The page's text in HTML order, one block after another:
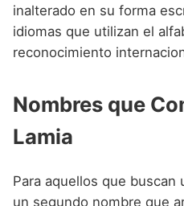
inalterado en su forma
idiomas que utilizan el
reconocimiento
Nombres que
Lamia
Para aquellos que
un segundo nombre que